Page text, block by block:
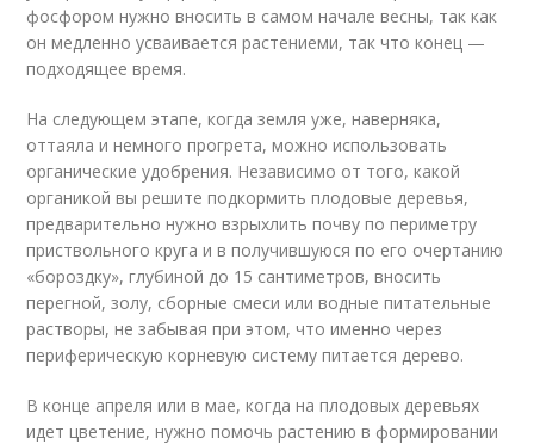
фосфором нужно вносить в самом начале весны, так как
он медленно усваивается растениеми, так что конец —
подходящее время.
На следующем этапе, когда земля уже, наверняка,
оттаяла и немного прогрета, можно использовать
органические удобрения. Независимо от того, какой
органикой вы решите подкормить плодовые деревья,
предварительно нужно взрыхлить почву по периметру
приствольного круга и в получившуюся по его очертанию
«бороздку», глубиной до 15 сантиметров, вносить
перегной, золу, сборные смеси или водные питательные
растворы, не забывая при этом, что именно через
периферическую корневую систему питается дерево.
В конце апреля или в мае, когда на плодовых деревьях
идет цветение, нужно помочь растению в формировании